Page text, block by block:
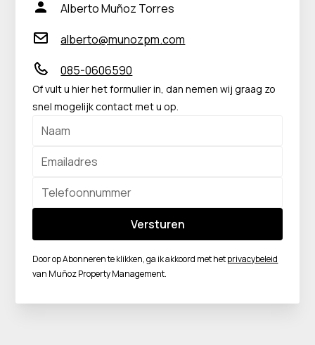
Alberto Muñoz Torres
alberto@munozpm.com
085-0606590
Of vult u hier het formulier in, dan nemen wij graag zo
snel mogelijk contact met u op.
Door op Abonneren te klikken, ga ik akkoord met hetprivacybeleid
van Muñoz Property Management.